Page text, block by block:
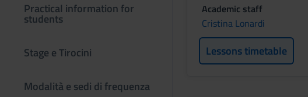
Practical information for
students
Stage e Tirocini
Modalità e sedi di frequenza
Academic staff
Cristina Lonardi
Lessons timetable